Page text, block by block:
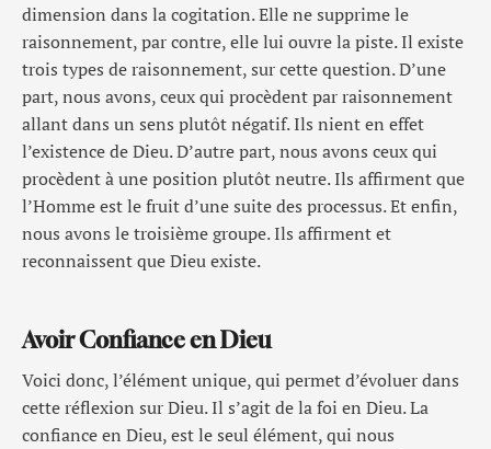
dimension dans la cogitation. Elle ne supprime le
raisonnement, par contre, elle lui ouvre la piste. Il existe
trois types de raisonnement, sur cette question. D’une
part, nous avons, ceux qui procèdent par raisonnement
allant dans un sens plutôt négatif. Ils nient en effet
l’existence de Dieu. D’autre part, nous avons ceux qui
procèdent à une position plutôt neutre. Ils affirment que
l’Homme est le fruit d’une suite des processus. Et enfin,
nous avons le troisième groupe. Ils affirment et
reconnaissent que Dieu existe.
Avoir Confiance en Dieu
Voici donc, l’élément unique, qui permet d’évoluer dans
cette réflexion sur Dieu. Il s’agit de la foi en Dieu. La
confiance en Dieu, est le seul élément, qui nous